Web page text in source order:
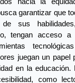
garantizar que
de sus
tengan acceso a
juegan un papel
en la educación.
como